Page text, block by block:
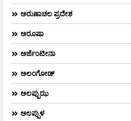
ಅರುಣಾಚಲ ಪ್ರದೇಶ
ಅರೂಷಾ
ಅರ್ಜೆಂಟೀನಾ
ಅಲಂಗೋಡ್
ಅಲಪ್ಪುಝ
ಅಲಪ್ಪುಳ